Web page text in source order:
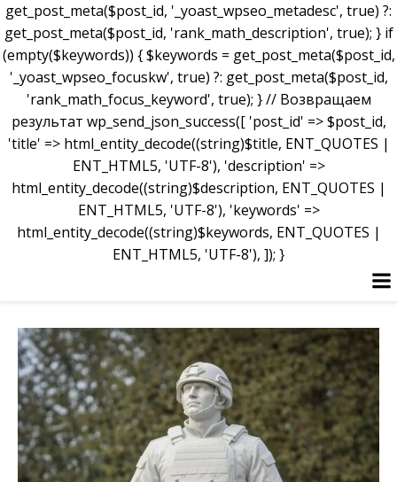
get_post_meta($post_id, '_yoast_wpseo_metadesc', true) ?:
get_post_meta($post_id, 'rank_math_description', true); } if
(empty($keywords)) { $keywords = get_post_meta($post_id,
'_yoast_wpseo_focuskw', true) ?: get_post_meta($post_id,
'rank_math_focus_keyword', true); } // Возвращаем
результат wp_send_json_success([ 'post_id' => $post_id,
'title' => html_entity_decode((string)$title, ENT_QUOTES |
ENT_HTML5, 'UTF-8'), 'description' =>
html_entity_decode((string)$description, ENT_QUOTES |
ENT_HTML5, 'UTF-8'), 'keywords' =>
html_entity_decode((string)$keywords, ENT_QUOTES |
ENT_HTML5, 'UTF-8'), ]); }